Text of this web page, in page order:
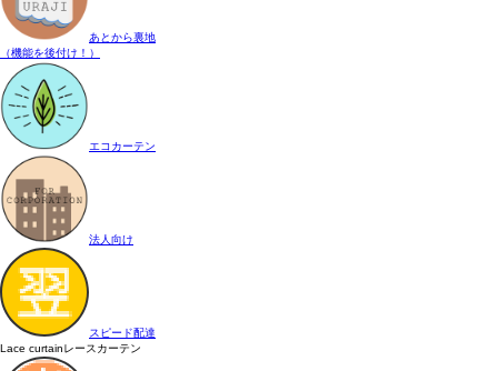
あとから裏地
（機能を後付け！）
エコカーテン
法人向け
スピード配達
Lace curtainレースカーテン